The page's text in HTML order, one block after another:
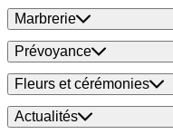
Marbrerie
Prévoyance
Fleurs et cérémonies
Actualités